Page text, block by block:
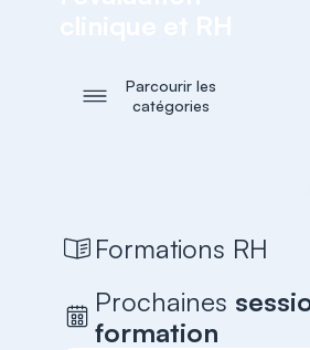
Parcourir les
catégories
Formations RH
Prochaines
formation